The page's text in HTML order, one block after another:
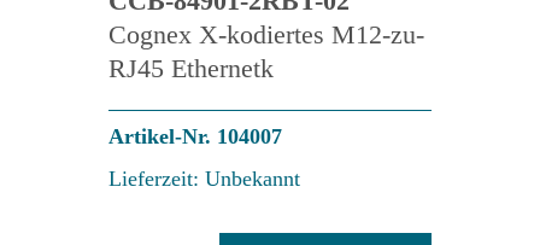
Cognex X-kodiertes M12-zu-
RJ45 Ethernetk
Artikel-Nr. 104007
Lieferzeit: Unbekannt